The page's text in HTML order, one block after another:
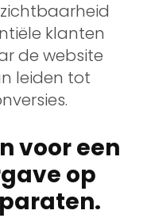
klanten
de website
leiden tot
voor een
op